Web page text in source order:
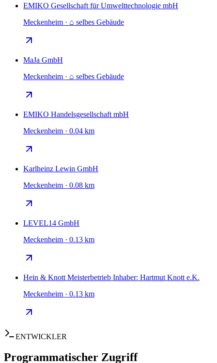
EMIKO Gesellschaft für Umwelttechnologie mbH
Meckenheim · ⌂ selbes Gebäude
MaJa GmbH
Meckenheim · ⌂ selbes Gebäude
EMIKO Handelsgesellschaft mbH
Meckenheim · 0.04 km
Karlheinz Lewin GmbH
Meckenheim · 0.08 km
LEVEL14 GmbH
Meckenheim · 0.13 km
Hein & Knott Meisterbetrieb Inhaber: Hartmut Knott e.K.
Meckenheim · 0.13 km
ENTWICKLER
Programmatischer Zugriff